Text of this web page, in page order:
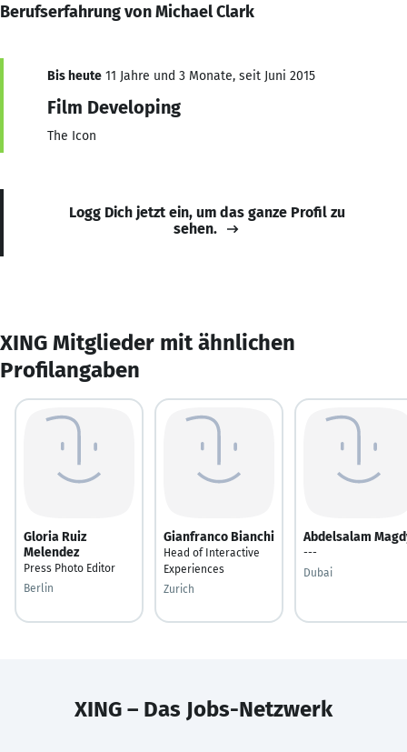
Berufserfahrung von Michael Clark
Bis heute 11 Jahre und 3 Monate, seit Juni 2015
Film Developing
The Icon
Logg Dich jetzt ein, um das ganze Profil zu
sehen.
XING Mitglieder mit ähnlichen
Profilangaben
Gloria Ruiz
Melendez
Press Photo Editor
Berlin
Gianfranco Bianchi
Head of Interactive
Experiences
Zurich
Abdelsalam
---
Dubai
XING – Das Jobs-Netzwerk